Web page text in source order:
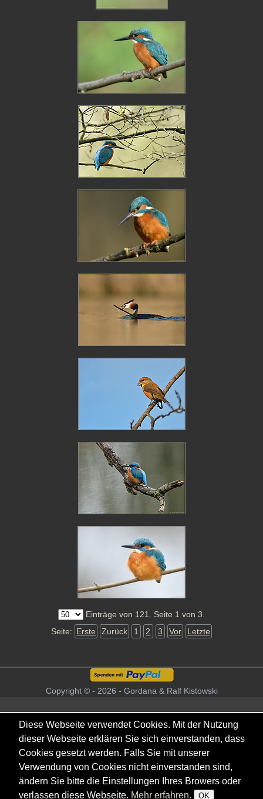
Einträge von 121. Seite 1 von 3.
Seite: Erste Zurück 1 2 3 Vor Letzte
Copyright © - 2026 - Gordana & Ralf Kistowski
Diese Webseite verwendet Cookies. Mit der Nutzung
dieser Webseite erklären Sie sich einverstanden, dass
Cookies gesetzt werden. Falls Sie mit unserer
Verwendung von Cookies nicht einverstanden sind,
ändern Sie bitte die Einstellungen Ihres Browers oder
verlassen diese Webseite. Mehr erfahren. OK